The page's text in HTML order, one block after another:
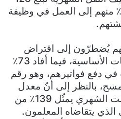
دولاراً، وهذا ما دفع 66٪ منهم إلى العمل في وظيفة
يُضطرّون إلى اقتراض
الأموال وتوفير الاحتياجات الأساسية، فيما أفاد 73٪
في دفع فواتيرهم، وهو رقم
بالنظر إلى أنّ معدل
تكاليف الكهرباء والإنترنت الشهري يمثّل 139٪ من
يتقاضاه المعلمون.